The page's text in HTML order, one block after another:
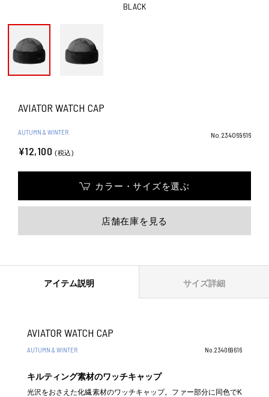
BLACK
AVIATOR WATCH CAP
AUTUMN & WINTER No.234069616
¥12,100 (税込)
カラー・サイズを選ぶ
店舗在庫を見る
アイテム説明 サイズ詳細
AVIATOR WATCH CAP
AUTUMN & WINTER No.234069616
キルティング素材のワッチキャップ
光沢をおさえた化繊素材のワッチキャップ。ファー部分に同色でK